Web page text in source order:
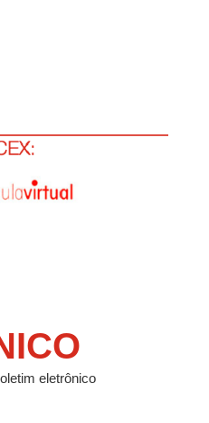
eletrônico